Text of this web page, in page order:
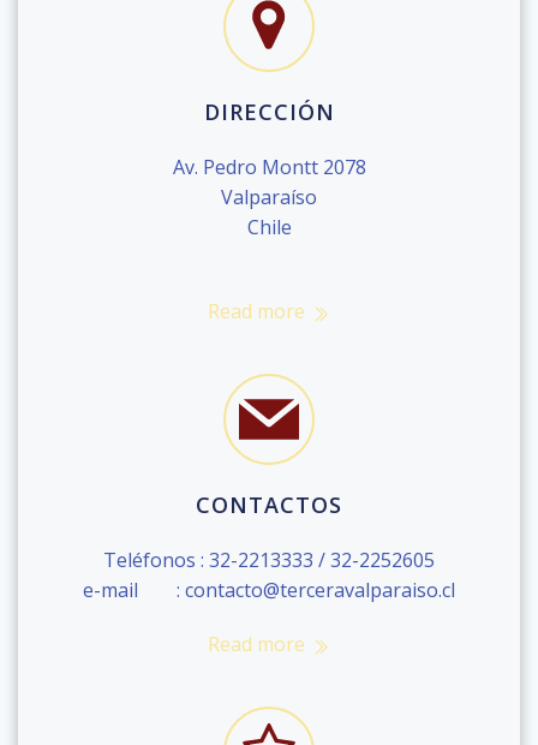
DIRECCIÓN
Av. Pedro Montt 2078
Valparaíso
Chile
Read more
CONTACTOS
Teléfonos : 32-2213333 / 32-2252605
e-mail : contacto@terceravalparaiso.cl
Read more